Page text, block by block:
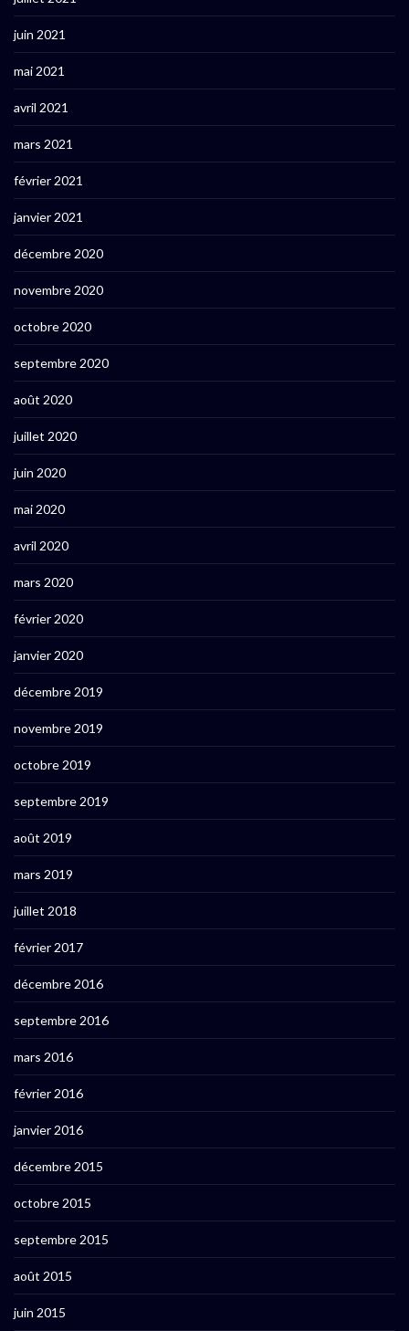
juin 2021
mai 2021
avril 2021
mars 2021
février 2021
janvier 2021
décembre 2020
novembre 2020
octobre 2020
septembre 2020
août 2020
juillet 2020
juin 2020
mai 2020
avril 2020
mars 2020
février 2020
janvier 2020
décembre 2019
novembre 2019
octobre 2019
septembre 2019
août 2019
mars 2019
juillet 2018
février 2017
décembre 2016
septembre 2016
mars 2016
février 2016
janvier 2016
décembre 2015
octobre 2015
septembre 2015
août 2015
juin 2015